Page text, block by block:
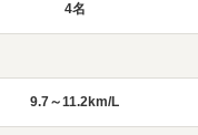
4名
9.7～11.2km/L